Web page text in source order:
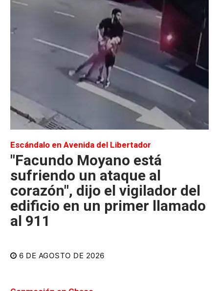
Escándalo en Avenida del Libertador
"Facundo Moyano está
sufriendo un ataque al
corazón", dijo el vigilador del
edificio en un primer llamado
al 911
6 DE AGOSTO DE 2026